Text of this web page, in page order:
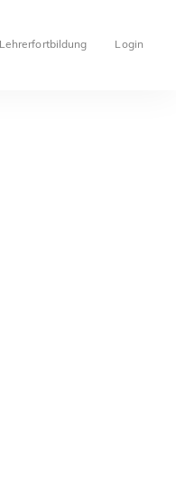
Lehrerfortbildung Login